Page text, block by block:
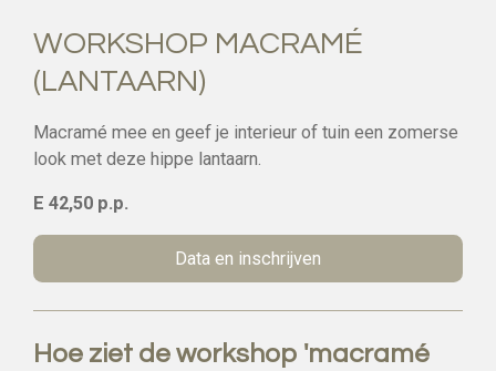
WORKSHOP MACRAMÉ
(LANTAARN)
Macramé mee en geef je interieur of tuin een zomerse
look met deze hippe lantaarn.
E 42,50 p.p.
Data en inschrijven
Hoe ziet de workshop 'macramé